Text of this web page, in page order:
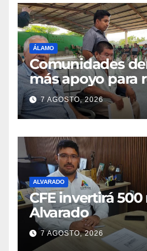
ÁLAMO
Comunidades
más apoyo para
parcelas
7 AGOSTO, 2026
ALVARADO
CFE invertirá
Alvarado
7 AGOSTO, 2026